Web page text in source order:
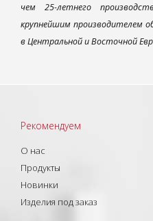
чем 25-летнего
крупнейшим производителем
в Центральной и Восточной
Рекомендуем
О нас
Продукты
Новинки
Изделия под заказ